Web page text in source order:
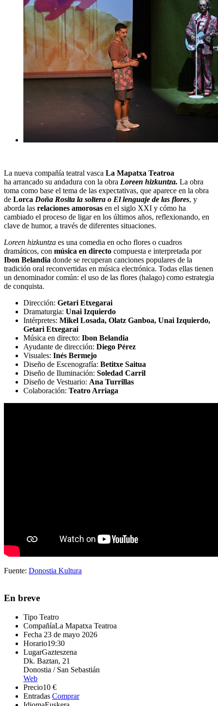
La nueva compañía teatral vasca La Mapatxa Teatroa
ha arrancado su andadura con la obra Loreen hizkuntza. La obra
toma como base el tema de las expectativas, que aparece en la obra
de Lorca Doña Rosita la soltera o El lenguaje de las flores, y
aborda las relaciones amorosas en el siglo XXI y cómo ha
cambiado el proceso de ligar en los últimos años, reflexionando, en
clave de humor, a través de diferentes situaciones.
Loreen hizkuntza es una comedia en ocho flores o cuadros
dramáticos, con música en directo compuesta e interpretada por
Ibon Belandia donde se recuperan canciones populares de la
tradición oral reconvertidas en música electrónica. Todas ellas tienen
un denominador común: el uso de las flores (halago) como estrategia
de conquista.
Dirección: Getari Etxegarai
Dramaturgia: Unai Izquierdo
Intérpretes: Mikel Losada, Olatz Ganboa, Unai Izquierdo,
Getari Etxegarai
Música en directo: Ibon Belandia
Ayudante de dirección: Diego Pérez
Visuales: Inés Bermejo
Diseño de Escenografía: Betitxe Saitua
Diseño de Iluminación: Soledad Carril
Diseño de Vestuario: Ana Turrillas
Colaboración: Teatro Arriaga
Fuente: Donostia Kultura
En breve
Tipo Teatro
CompañíaLa Mapatxa Teatroa
Fecha 23 de mayo 2026
Horario19:30
LugarGazteszena
Dk. Baztan, 21
Donostia / San Sebastián
Web
Precio10 €
Entradas Comprar